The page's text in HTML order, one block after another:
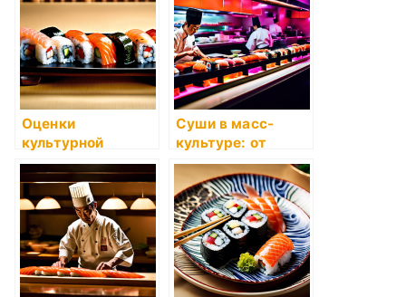
Оценки
культурной
значимости суши
в Японии и за
рубежом
Суши в масс-
культуре: от
фильмов до поп-
музыки